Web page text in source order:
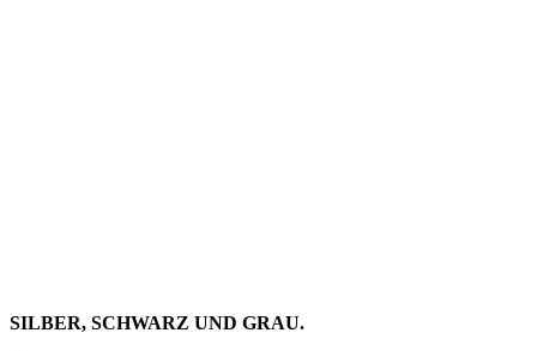
SILBER, SCHWARZ UND GRAU.